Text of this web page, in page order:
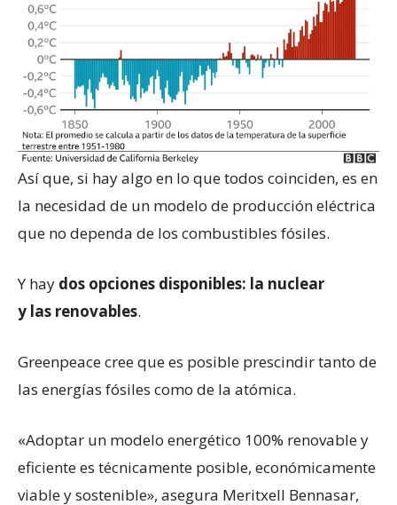
Así que, si hay algo en lo que todos coinciden, es en
la necesidad de un modelo de producción eléctrica
que no dependa de los combustibles fósiles.
Y hay dos opciones disponibles: la nuclear
y las renovables.
Greenpeace cree que es posible prescindir tanto de
las energías fósiles como de la atómica.
«Adoptar un modelo energético 100% renovable y
eficiente es técnicamente posible, económicamente
viable y sostenible», asegura Meritxell Bennasar,